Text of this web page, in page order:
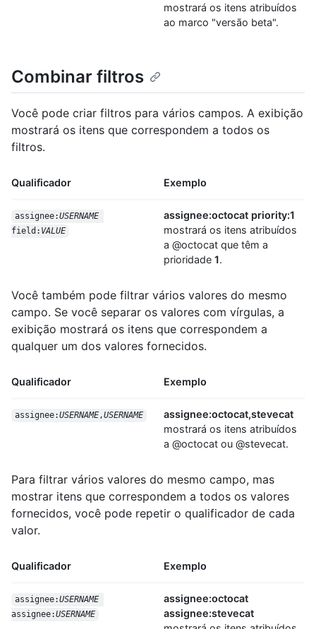
mostrará os itens atribuídos
ao marco "versão beta".
Combinar filtros
Você pode criar filtros para vários campos. A exibição
mostrará os itens que correspondem a todos os
filtros.
Qualificador Exemplo
assignee:USERNAME
field: VALUE
assignee:octocat priority:1
mostrará os itens atribuídos
a @octocat que têm a
prioridade 1.
Você também pode filtrar vários valores do mesmo
campo. Se você separar os valores com vírgulas, a
exibição mostrará os itens que correspondem a
qualquer um dos valores fornecidos.
Qualificador Exemplo
assignee:USERNAME,USERNAME
assignee:octocat,stevecat
mostrará os itens atribuídos
a @octocat ou @stevecat.
Para filtrar vários valores do mesmo campo, mas
mostrar itens que correspondem a todos os valores
fornecidos, você pode repetir o qualificador de cada
valor.
Qualificador Exemplo
assignee:USERNAME
assignee:USERNAME
assignee:octocat
assignee:stevecat